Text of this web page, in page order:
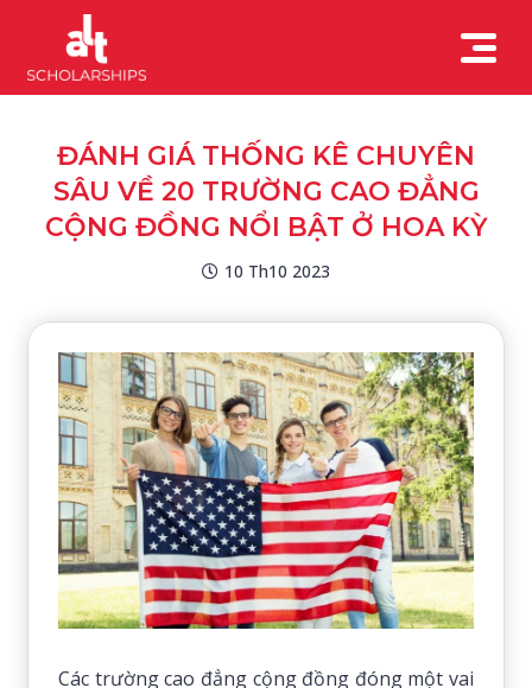
ĐÁNH GIÁ THỐNG KÊ CHUYÊN
SÂU VỀ 20 TRƯỜNG CAO ĐẲNG
CỘNG ĐỒNG NỔI BẬT Ở HOA KỲ
10 Th10 2023
Các trường cao đẳng cộng đồng đóng một vai